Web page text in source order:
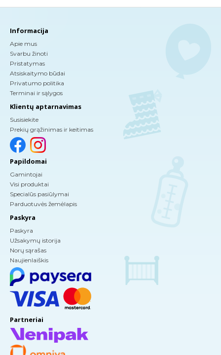
Informacija
Apie mus
Svarbu žinoti
Pristatymas
Atsiskaitymo būdai
Privatumo politika
Terminai ir sąlygos
Klientų aptarnavimas
Susisiekite
Prekių grąžinimas ir keitimas
Papildomai
Gamintojai
Visi produktai
Specialūs pasiūlymai
Parduotuvės žemėlapis
Paskyra
Paskyra
Užsakymų istorija
Norų sąrašas
Naujienlaiškis
Partneriai